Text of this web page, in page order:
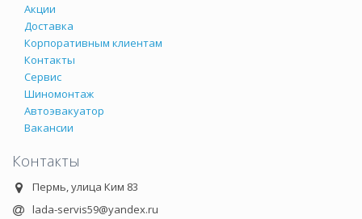
Акции
Доставка
Корпоративным клиентам
Контакты
Сервис
Шиномонтаж
Автоэвакуатор
Вакансии
Контакты
Пермь, улица Ким 83
lada-servis59@yandex.ru